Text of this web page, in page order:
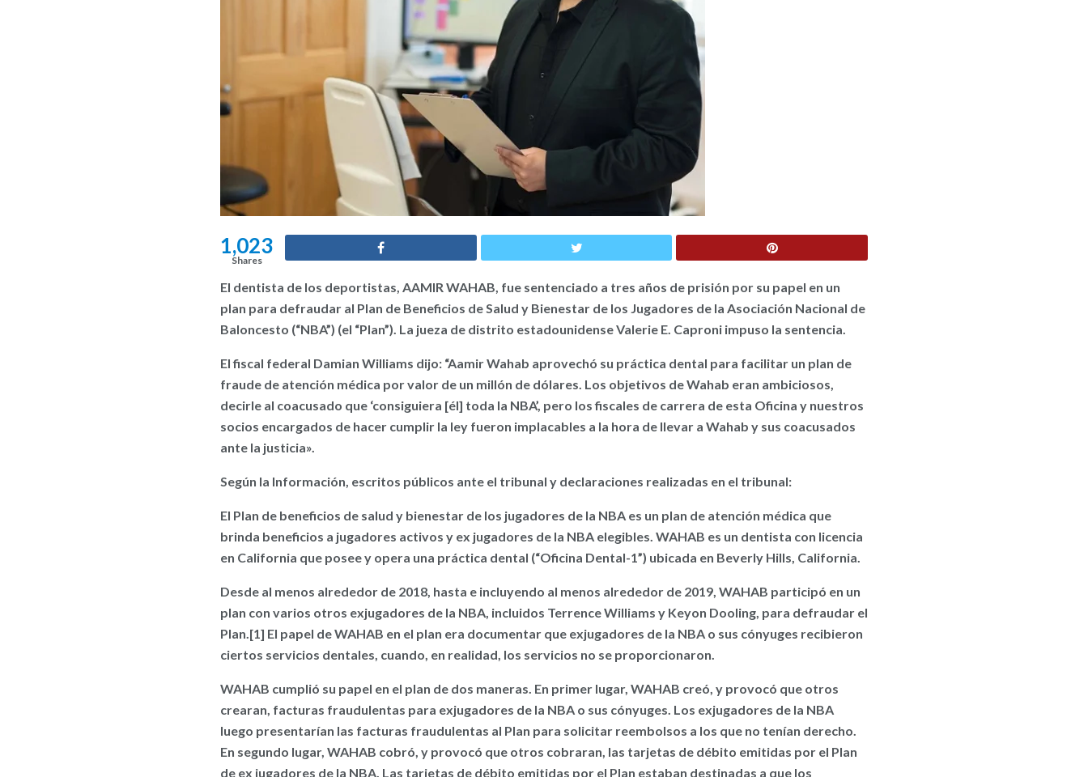
1,023
Shares
El dentista de los deportistas, AAMIR WAHAB, fue sentenciado a tres años de prisión por su papel en un
plan para defraudar al Plan de Beneficios de Salud y Bienestar de los Jugadores de la Asociación Nacional de
Baloncesto (“NBA”) (el “Plan”). La jueza de distrito estadounidense Valerie E. Caproni impuso la sentencia.
El fiscal federal Damian Williams dijo: “Aamir Wahab aprovechó su práctica dental para facilitar un plan de
fraude de atención médica por valor de un millón de dólares. Los objetivos de Wahab eran ambiciosos,
decirle al coacusado que ‘consiguiera [él] toda la NBA’, pero los fiscales de carrera de esta Oficina y nuestros
socios encargados de hacer cumplir la ley fueron implacables a la hora de llevar a Wahab y sus coacusados
ante la justicia».
Según la Información, escritos públicos ante el tribunal y declaraciones realizadas en el tribunal:
El Plan de beneficios de salud y bienestar de los jugadores de la NBA es un plan de atención médica que
brinda beneficios a jugadores activos y ex jugadores de la NBA elegibles. WAHAB es un dentista con licencia
en California que posee y opera una práctica dental (“Oficina Dental-1”) ubicada en Beverly Hills, California.
Desde al menos alrededor de 2018, hasta e incluyendo al menos alrededor de 2019, WAHAB participó en un
plan con varios otros exjugadores de la NBA, incluidos Terrence Williams y Keyon Dooling, para defraudar el
Plan.[1] El papel de WAHAB en el plan era documentar que exjugadores de la NBA o sus cónyuges recibieron
ciertos servicios dentales, cuando, en realidad, los servicios no se proporcionaron.
WAHAB cumplió su papel en el plan de dos maneras. En primer lugar, WAHAB creó, y provocó que otros
crearan, facturas fraudulentas para exjugadores de la NBA o sus cónyuges. Los exjugadores de la NBA
luego presentarían las facturas fraudulentas al Plan para solicitar reembolsos a los que no tenían derecho.
En segundo lugar, WAHAB cobró, y provocó que otros cobraran, las tarjetas de débito emitidas por el Plan
de ex jugadores de la NBA. Las tarjetas de débito emitidas por el Plan estaban destinadas a que los